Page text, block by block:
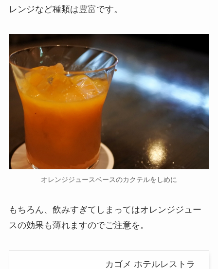
レンジなど種類は豊富です。
オレンジジュースベースのカクテルをしめに
もちろん、飲みすぎてしまってはオレンジジュー
スの効果も薄れますのでご注意を。
カゴメ ホテルレストラ